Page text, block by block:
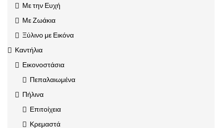
Με την Ευχή
Με Ζωάκια
Ξύλινο με Εικόνα
Καντήλια
Εικονοστάσια
Πεπαλαιωμένα
Πήλινα
Επιτοίχεια
Κρεμαστά